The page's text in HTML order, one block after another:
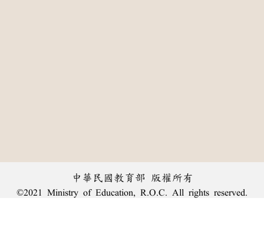
中華民國教育部 版權所有
©2021 Ministry of Education, R.O.C. All rights reserved.